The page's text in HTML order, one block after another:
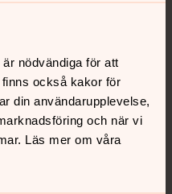
nödvändiga för att
också kakor för
din användarupplevelse,
och när vi
Läs mer om våra